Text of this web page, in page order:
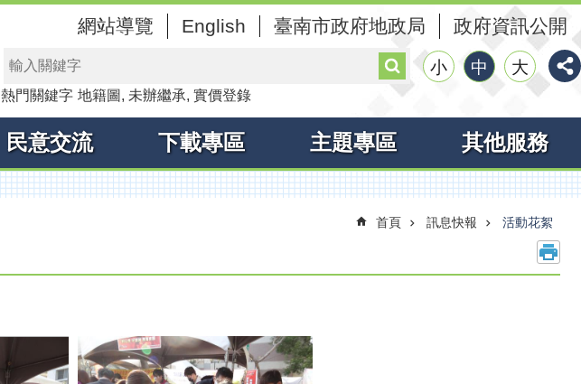
網站導覽 English 臺南市政府地政局 政府資訊公開
搜
尋 小 中 大
熱門關鍵字 地籍圖 未辦繼承 實價登錄
民意交流 下載專區 主題專區 其他服務
首頁 訊息快報 活動花絮